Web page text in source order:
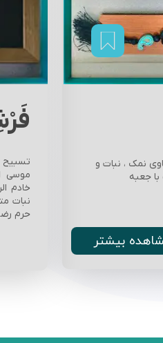
نمک ، نبات و
جعبه
موسی
خادم
نبات
حرم
بیشتر